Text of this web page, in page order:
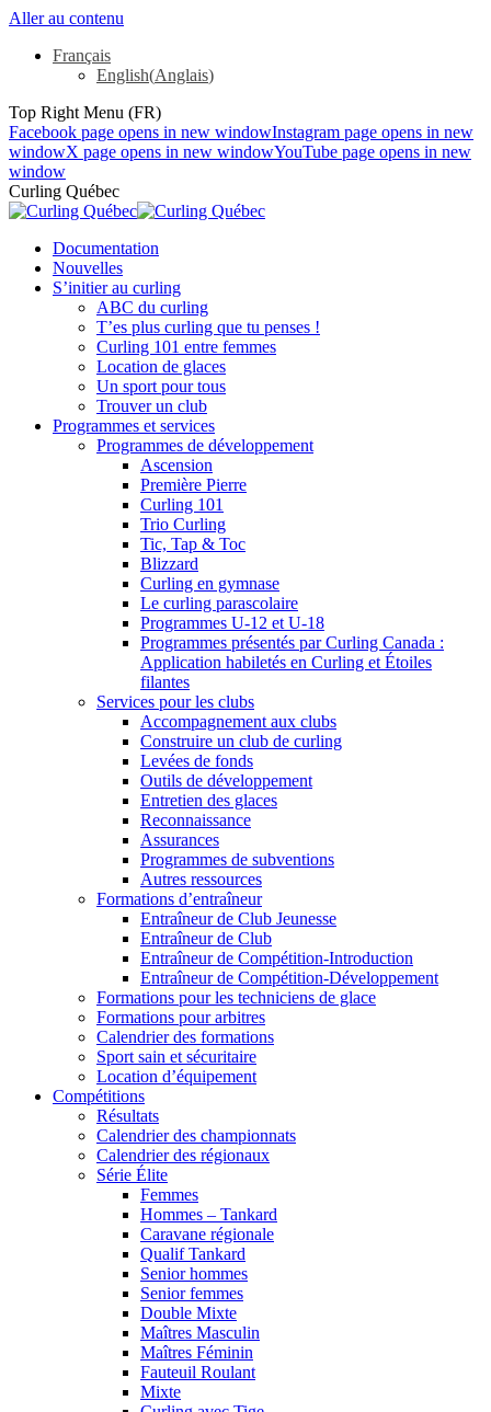
Aller au contenu
Français
English(Anglais)
Top Right Menu (FR)
Facebook page opens in new windowInstagram page opens in new
windowX page opens in new windowYouTube page opens in new
window
Curling Québec
Documentation
Nouvelles
S’initier au curling
ABC du curling
T’es plus curling que tu penses !
Curling 101 entre femmes
Location de glaces
Un sport pour tous
Trouver un club
Programmes et services
Programmes de développement
Ascension
Première Pierre
Curling 101
Trio Curling
Tic, Tap & Toc
Blizzard
Curling en gymnase
Le curling parascolaire
Programmes U-12 et U-18
Programmes présentés par Curling Canada :
Application habiletés en Curling et Étoiles
filantes
Services pour les clubs
Accompagnement aux clubs
Construire un club de curling
Levées de fonds
Outils de développement
Entretien des glaces
Reconnaissance
Assurances
Programmes de subventions
Autres ressources
Formations d’entraîneur
Entraîneur de Club Jeunesse
Entraîneur de Club
Entraîneur de Compétition-Introduction
Entraîneur de Compétition-Développement
Formations pour les techniciens de glace
Formations pour arbitres
Calendrier des formations
Sport sain et sécuritaire
Location d’équipement
Compétitions
Résultats
Calendrier des championnats
Calendrier des régionaux
Série Élite
Femmes
Hommes – Tankard
Caravane régionale
Qualif Tankard
Senior hommes
Senior femmes
Double Mixte
Maîtres Masculin
Maîtres Féminin
Fauteuil Roulant
Mixte